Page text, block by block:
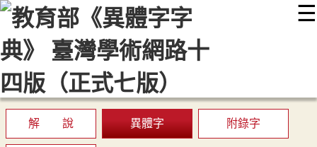
☰
::: 最新消息 常見問題 編輯說明
顯示模式
網站導覽
解 說 異體字 附錄字